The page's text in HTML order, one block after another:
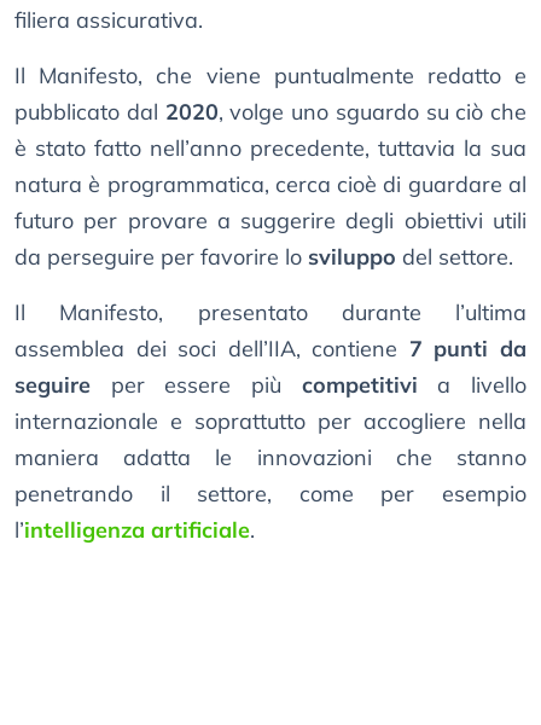
filiera assicurativa.
Il Manifesto, che viene puntualmente redatto e
pubblicato dal 2020, volge uno sguardo su ciò che
è stato fatto nell’anno precedente, tuttavia la sua
natura è programmatica, cerca cioè di guardare al
futuro per provare a suggerire degli obiettivi utili
da perseguire per favorire lo sviluppo del settore.
Il Manifesto, presentato durante l’ultima
assemblea dei soci dell’IIA, contiene 7 punti da
seguire per essere più competitivi a livello
internazionale e soprattutto per accogliere nella
maniera adatta le innovazioni che stanno
penetrando il settore, come per esempio
l’intelligenza artificiale.